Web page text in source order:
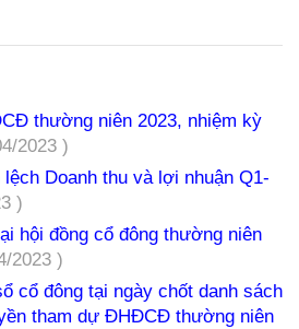
thường niên 2023, nhiệm kỳ
2023 )
Doanh thu và lợi nhuận Q1-
)
hội đồng cổ đông thường niên
2023 )
cổ đông tại ngày chốt danh sách
tham dự ĐHĐCĐ thường niên